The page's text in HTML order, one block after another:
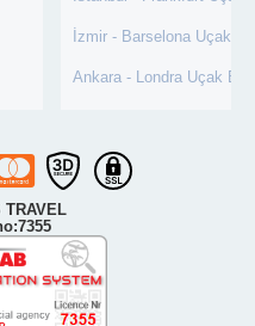
İzmir - Barselona Uçak
Ankara - Londra Uçak
TRAVEL